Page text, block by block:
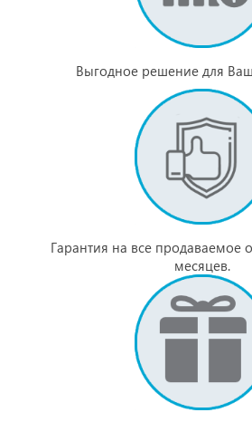
Выгодное решение для
Гарантия на все продаваемое
месяцев.